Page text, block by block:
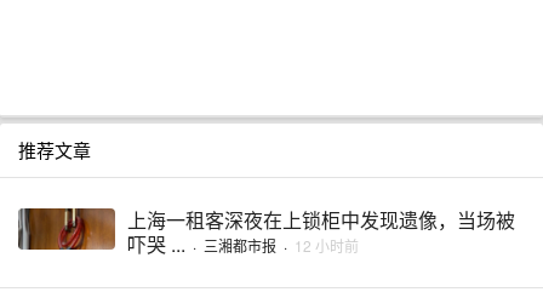
推荐文章
上海一租客深夜在上锁柜中发现遗像，当场被
吓哭 ... · 三湘都市报 · 12 小时前